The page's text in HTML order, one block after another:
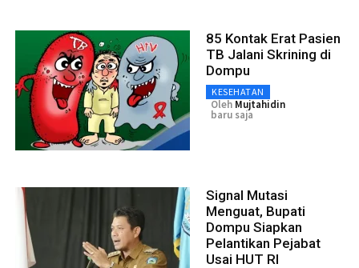
85 Kontak Erat Pasien
TB Jalani Skrining di
Dompu
KESEHATAN
Oleh Mujtahidin
baru saja
Signal Mutasi
Menguat, Bupati
Dompu Siapkan
Pelantikan Pejabat
Usai HUT RI